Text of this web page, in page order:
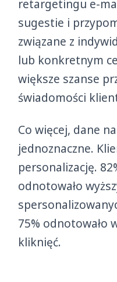
retargetingu e-
sugestie i
związane z
lub konkretnym
większe szanse
świadomości
Co więcej, dane
jednoznaczne.
personalizację.
odnotowało
75% odnotowało
kliknięć.